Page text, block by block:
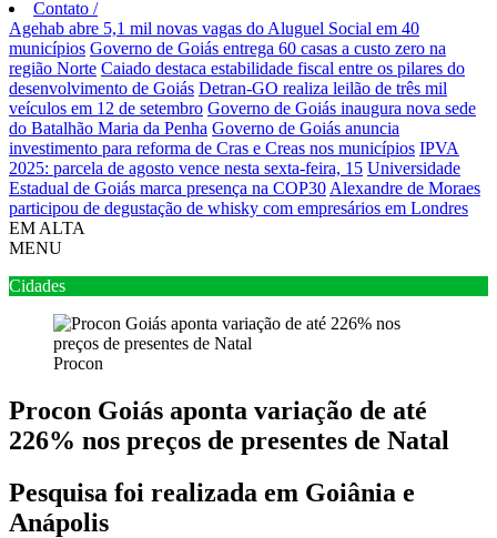
Contato /
Agehab abre 5,1 mil novas vagas do Aluguel Social em 40
municípios Governo de Goiás entrega 60 casas a custo zero na
região Norte Caiado destaca estabilidade fiscal entre os pilares do
desenvolvimento de Goiás Detran-GO realiza leilão de três mil
veículos em 12 de setembro Governo de Goiás inaugura nova sede
do Batalhão Maria da Penha Governo de Goiás anuncia
investimento para reforma de Cras e Creas nos municípios IPVA
2025: parcela de agosto vence nesta sexta-feira, 15 Universidade
Estadual de Goiás marca presença na COP30 Alexandre de Moraes
participou de degustação de whisky com empresários em Londres
EM ALTA
MENU
Cidades
Procon
Procon Goiás aponta variação de até
226% nos preços de presentes de Natal
Pesquisa foi realizada em Goiânia e
Anápolis